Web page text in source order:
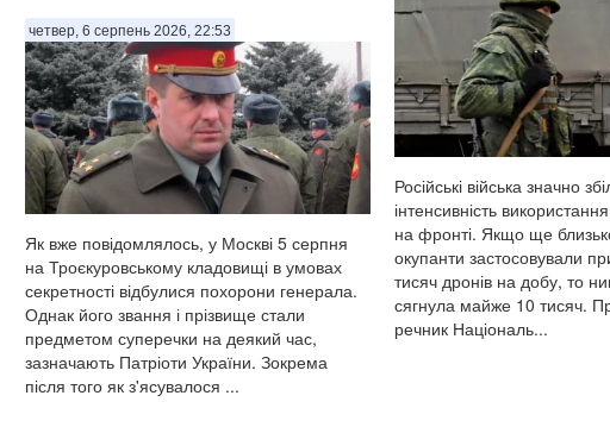
четвер, 6 серпень 2026, 22:53
Як вже повідомлялось, у Москві 5 серпня
на Троєкуровському кладовищі в умовах
секретності відбулися похорони генерала.
Однак його звання і прізвище стали
предметом суперечки на деякий час,
зазначають Патріоти України. Зокрема
після того як з'ясувалося ...
Російські війська значно
інтенсивність
на фронті. Якщо ще
окупанти застосовували
тисяч дронів на добу, то
сягнула майже 10 тисяч.
речник Національ...